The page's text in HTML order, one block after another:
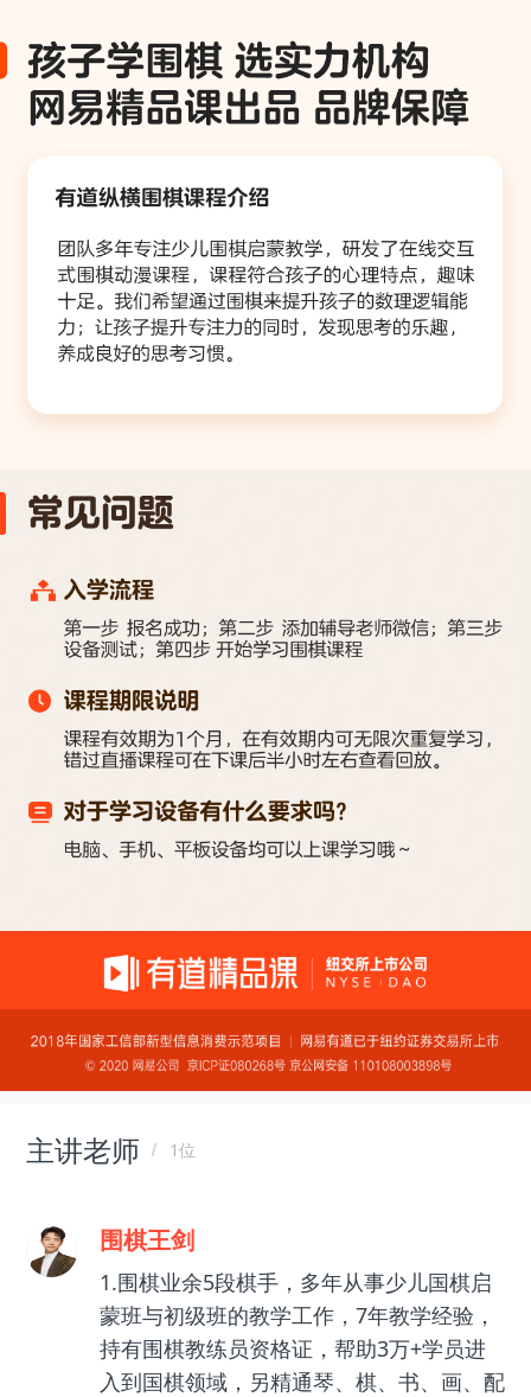
主讲老师 1位
围棋王剑
1.围棋业余5段棋手，多年从事少儿国棋启
蒙班与初级班的教学工作，7年教学经验，
持有围棋教练员资格证，帮助3万+学员进
入到国棋领域，另精通琴、棋、书、画、配